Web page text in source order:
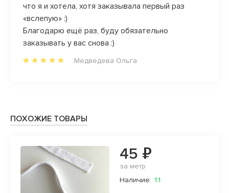
что я и хотела, хотя заказывала первый раз
«вслепую» :)
Благодарю ещё раз, буду обязательно
заказывать у вас снова :)
Медведева Ольга
ПОХОЖИЕ ТОВАРЫ
45 ₽
за метр
Наличие: 1.1